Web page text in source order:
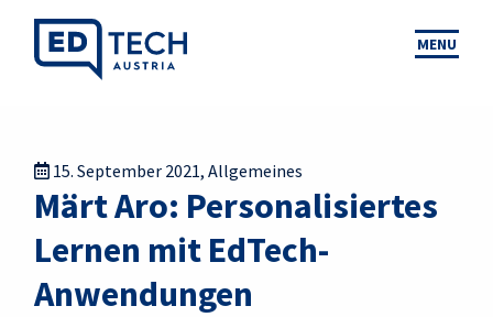
MENU
15. September 2021, Allgemeines
Märt Aro: Personalisiertes
Lernen mit EdTech-
Anwendungen